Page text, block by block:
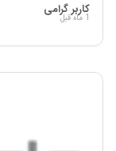
کاربر گرامی
1 ماه قبل